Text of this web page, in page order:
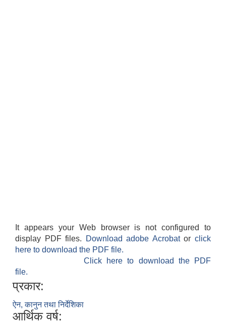
It appears your Web browser is not configured to
display PDF files.
Download adobe Acrobatorclick
here to download the PDF file.
Click here to download the PDF
file.
प्रकार:
ऐन, कानुन तथा निर्देशिका
आर्थिक वर्ष: